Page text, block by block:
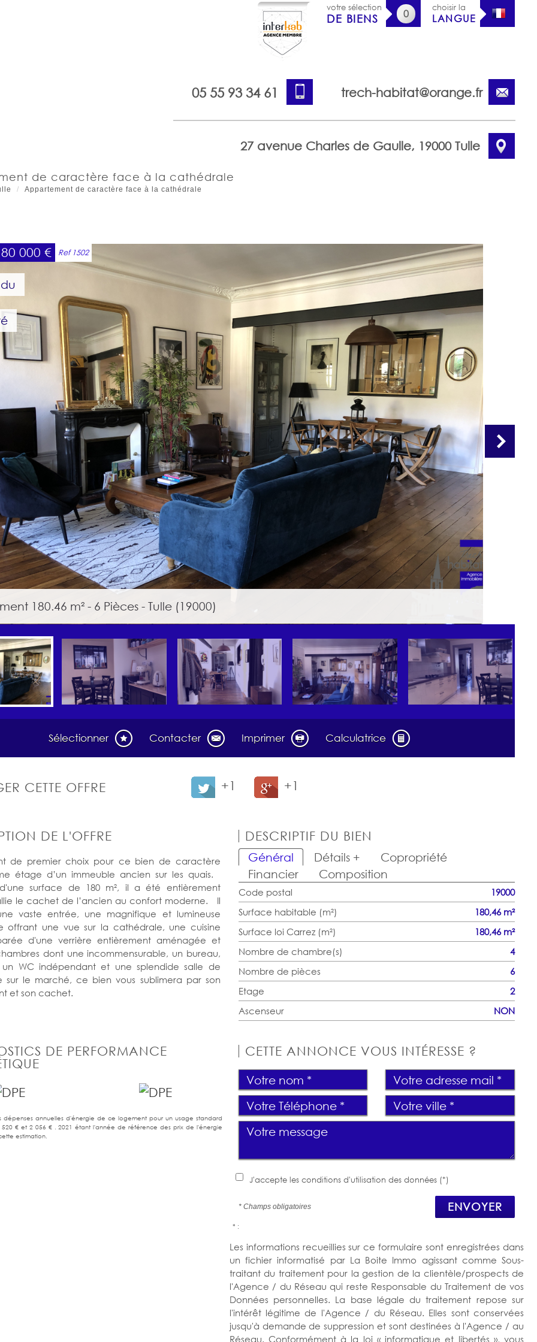
votre sélection
DE BIENS 0
choisir la
LANGUE
05 55 93 34 61 trech-habitat@orange.fr
27 avenue Charles de Gaulle, 19000 Tulle
de caractère face à la cathédrale
Appartement de caractère face à la cathédrale
180.46 m² - 6 Pièces - Tulle (19000)
000 € Ref 1502
Sélectionner Contacter Imprimer Calculatrice
CETTE OFFRE +1 +1
DE L'OFFRE
de premier choix pour ce bien de caractère
étage d’un immeuble ancien sur les quais.
surface de 180 m², il a été entièrement
le cachet de l’ancien au confort moderne. Il
vaste entrée, une magnifique et lumineuse
offrant une vue sur la cathédrale, une cuisine
d'une verrière entièrement aménagée et
dont une incommensurable, un bureau,
un WC indépendant et une splendide salle de
le marché, ce bien vous sublimera par son
et son cachet.
DESCRIPTIF DU BIEN
Général Détails +
Copropriété
Financier
Composition
Code postal
19000
Surface habitable (m²)
180,46 m²
Surface loi Carrez (m²)
180,46 m²
Nombre de chambre(s)
4
Nombre de pièces
6
Etage
2
Ascenseur
NON
DE PERFORMANCE
dépenses annuelles d'énergie de ce logement pour un usage standard
520 € et 2 056 € . 2021 étant l'année de référence des prix de l'énergie
estimation.
CETTE ANNONCE VOUS INTÉRESSE ?
J'accepte les conditions d'utilisation des données (*)
* Champs obligatoires ENVOYER
* :
Les informations recueillies sur ce formulaire sont enregistrées dans
un fichier informatisé par La Boite Immo agissant comme Sous-
traitant du traitement pour la gestion de la clientèle/prospects de
l'Agence / du Réseau qui reste Responsable du Traitement de vos
Données personnelles. La base légale du traitement repose sur
l'intérêt légitime de l'Agence / du Réseau. Elles sont conservées
jusqu'à demande de suppression et sont destinées à l'Agence / au
Réseau. Conformément à la loi « informatique et libertés », vous